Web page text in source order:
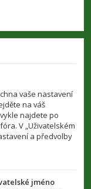
vaše nastavení
na váš
najdete po
V „Uživatelském
a předvolby
jméno